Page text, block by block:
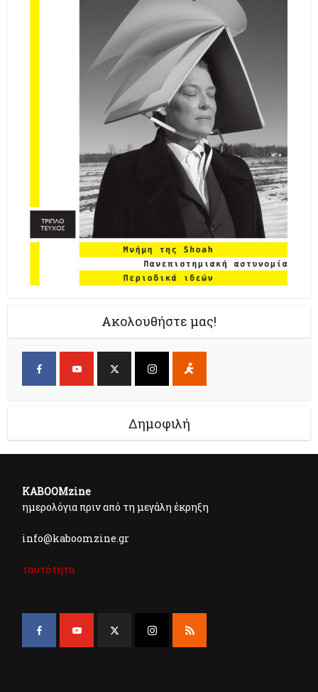
Ακολουθήστε μας!
Δημοφιλή
KABOOMzine
ημερολόγια πριν από τη μεγάλη έκρηξη
info@kaboomzine.gr
ταυτότητα